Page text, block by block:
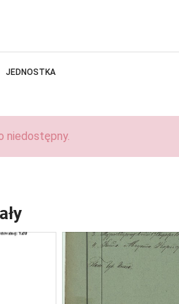
JEDNOSTKA
niedostępny.